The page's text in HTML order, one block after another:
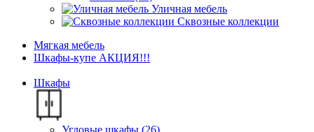
Уличная мебель
Сквозные коллекции
Мягкая мебель
Шкафы-купе АКЦИЯ!!!
Шкафы
Угловые шкафы (26)